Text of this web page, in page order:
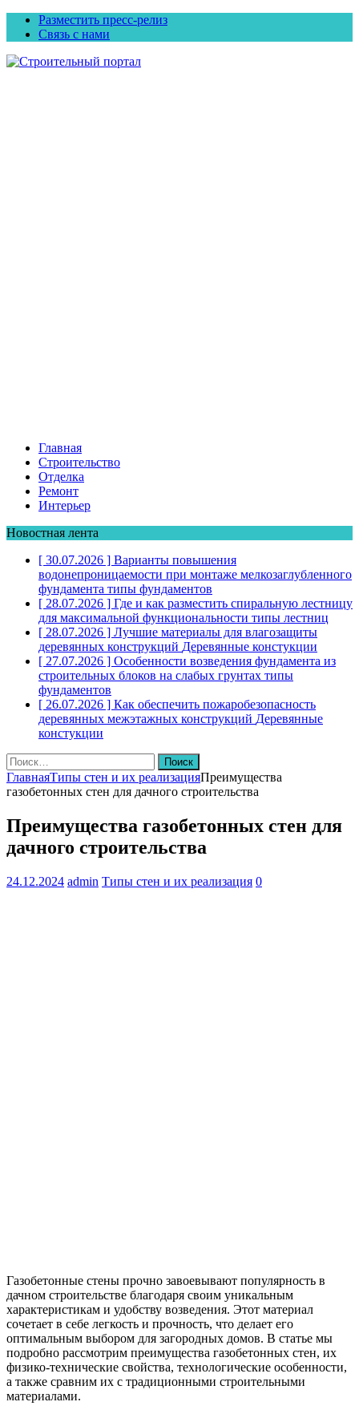
Разместить пресс-релиз
Связь с нами
Главная
Строительство
Отделка
Ремонт
Интерьер
Новостная лента
[ 30.07.2026 ] Варианты повышения
водонепроницаемости при монтаже мелкозаглубленного
фундамента типы фундаментов
[ 28.07.2026 ] Где и как разместить спиральную лестницу
для максимальной функциональности типы лестниц
[ 28.07.2026 ] Лучшие материалы для влагозащиты
деревянных конструкций Деревянные констукции
[ 27.07.2026 ] Особенности возведения фундамента из
строительных блоков на слабых грунтах типы
фундаментов
[ 26.07.2026 ] Как обеспечить пожаробезопасность
деревянных межэтажных конструкций Деревянные
констукции
Найти:
ГлавнаяТипы стен и их реализацияПреимущества
газобетонных стен для дачного строительства
Преимущества газобетонных стен для
дачного строительства
24.12.2024 admin Типы стен и их реализация 0
Газобетонные стены прочно завоевывают популярность в
дачном строительстве благодаря своим уникальным
характеристикам и удобству возведения. Этот материал
сочетает в себе легкость и прочность, что делает его
оптимальным выбором для загородных домов. В статье мы
подробно рассмотрим преимущества газобетонных стен, их
физико-технические свойства, технологические особенности,
а также сравним их с традиционными строительными
материалами.